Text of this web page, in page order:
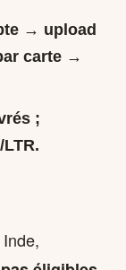
→ upload
carte →
;